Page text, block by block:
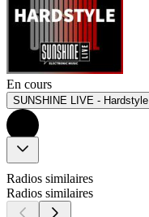
En cours
SUNSHINE LIVE - Hardstyle
Radios similaires
Radios similaires